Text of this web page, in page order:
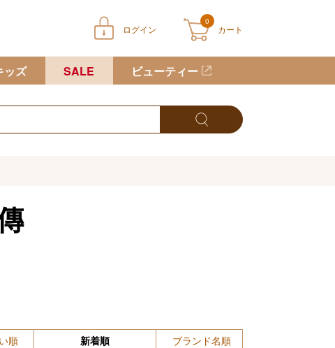
ログイン
0
カート
ートに商品が入っていません
ッズ SALE ビューティー
順 新着順 ブランド名順